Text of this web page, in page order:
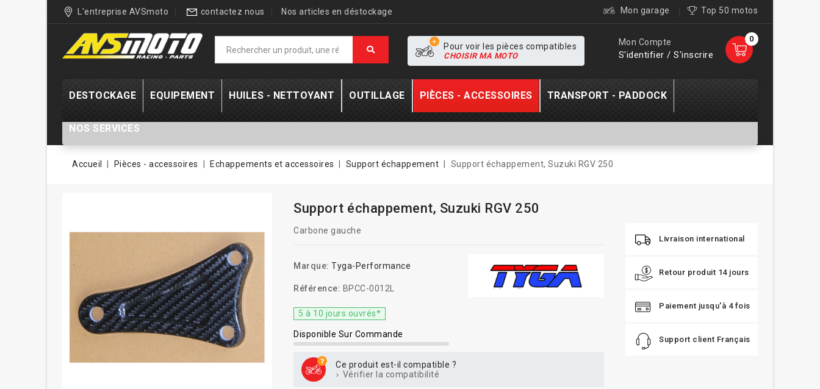
L'entreprise AVSmoto contactez nous Nos articles en déstockage Mon garage Top 50 motos
0
Mon Compte
S'identifier / S'inscrire
Pour voir les pièces compatibles
CHOISIR MA MOTO
DESTOCKAGE EQUIPEMENT HUILES - NETTOYANT OUTILLAGE PIÈCES - ACCESSOIRES TRANSPORT - PADDOCK
NOS SERVICES
Accueil Pièces - accessoires Echappements et accessoires Support échappement Support échappement, Suzuki RGV 250
Support échappement, Suzuki RGV 250
Carbone gauche
Marque: Tyga-Performance
Référence: BPCC-0012L
5 à 10 jours ouvrés*
Disponible Sur Commande
Ce produit est-il compatible ?
Vérifier la compatibilité
Livraison international
Retour produit 14 jours
Paiement jusqu'à 4 fois
Support client Français